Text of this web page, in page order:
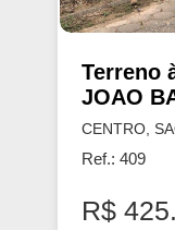
Terreno
JOAO
CENTRO,
Ref.: 409
R$